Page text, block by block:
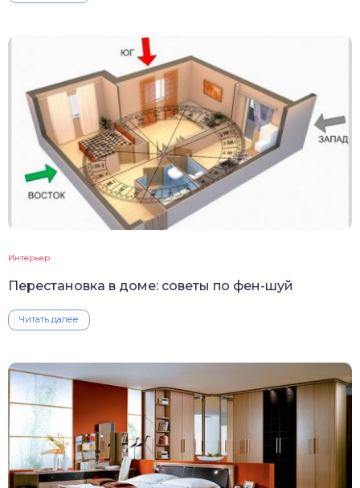
Интерьер
Перестановка в доме: советы по фен-шуй
Читать далее